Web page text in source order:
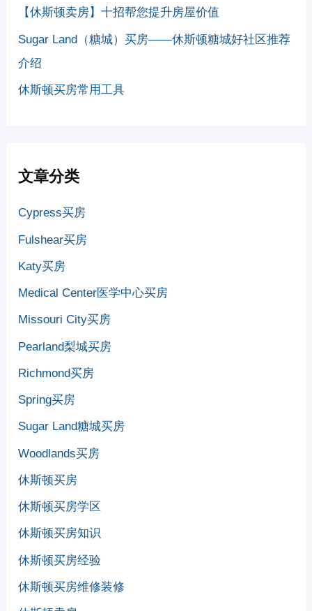
【休斯顿卖房】十招帮您提升房屋价值
Sugar Land（糖城）买房——休斯顿糖城好社区推荐
介绍
休斯顿买房常用工具
文章分类
Cypress买房
Fulshear买房
Katy买房
Medical Center医学中心买房
Missouri City买房
Pearland梨城买房
Richmond买房
Spring买房
Sugar Land糖城买房
Woodlands买房
休斯顿买房
休斯顿买房学区
休斯顿买房知识
休斯顿买房经验
休斯顿买房维修装修